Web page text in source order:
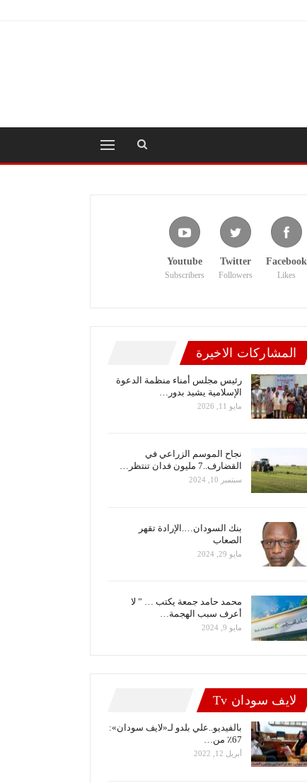
Facebook
Likes
Twitter
Followers
Youtube
Subscribers
المشاركات الاخيرة
رئيس مجلس أمناء منظمة الدعوة
الإسلامية يشيد بدور…
مايو 11, 2026
نجاح الموسم الزراعي في
القضارف..7 مليون فدان تنتظر…
سبتمبر 10, 2024
بنك السودان….الإرادة تقهر
الصعاب
مايو 29, 2024
محمد حامد جمعة يكتب … ” لا
أعرف سبب الهجمة…
مايو 9, 2024
لايف سودان Tv
بالفيديو..علي بلدو لـ«لايف سودان»:
67٪ من…
أبريل 12, 2022